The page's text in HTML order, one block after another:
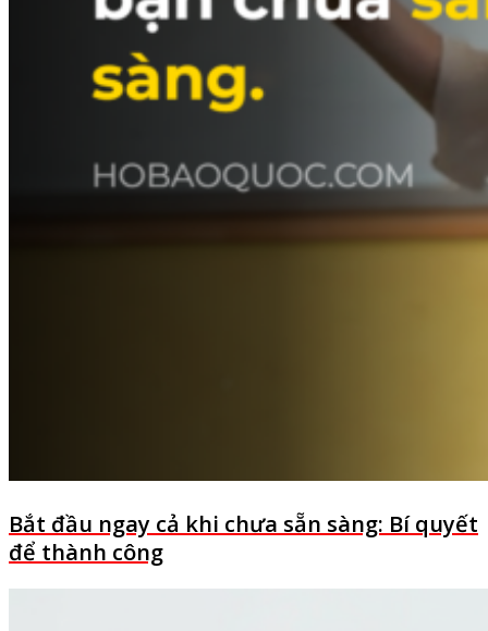
Bắt đầu ngay cả khi chưa sẵn sàng: Bí quyết
để thành công